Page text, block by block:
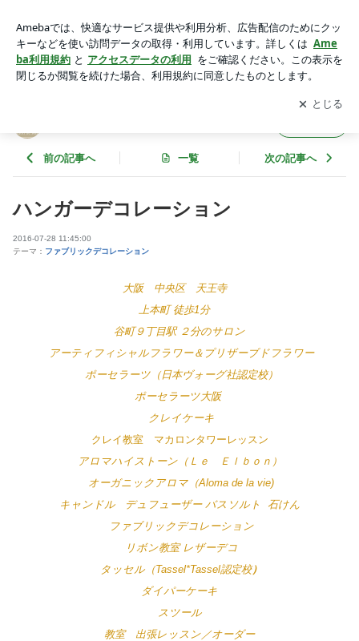
アプリをダウンロードして ブログの更新通知
を受け取りまし
ょう。
開く
前の記事へ 一覧 次の記事へ
ハンガーデコレーション
2016-07-28 11:45:00
テーマ： ファブリックデコレーション
大阪 中央区 天王寺
上本町 徒歩1分
谷町９丁目駅 ２分のサロン
アーティフィシャルフラワー＆プリザーブドフラワー
ポーセラーツ（日本ヴォーグ社認定校）
ポーセラーツ大阪
クレイケーキ
クレイ教室 マカロンタワーレッスン
アロマハイストーン（Ｌｅ Ｅｌｂｏｎ）
オーガニックアロマ（Aloma de la vie)
キャンドル デュフューザー バスソルト 石けん
ファブリックデコレーション
リボン教室 レザーデコ
タッセル（Tassel*Tassel認定校）
ダイパーケーキ
スツール
教室 出張レッスン／オーダー